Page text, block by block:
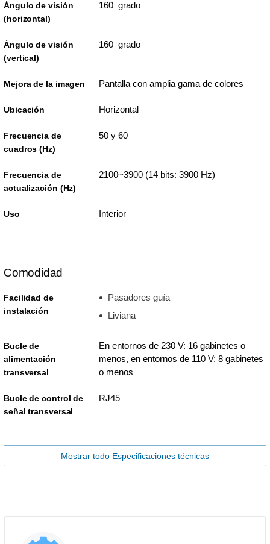
Ángulo de visión
(horizontal)
160 grado
Ángulo de visión
(vertical)
160 grado
Mejora de la imagen Pantalla con amplia gama de colores
Ubicación Horizontal
Frecuencia de
cuadros (Hz)
50 y 60
Frecuencia de
actualización (Hz)
2100~3900 (14 bits: 3900 Hz)
Uso Interior
Comodidad
Facilidad de
instalación
Pasadores guía
Liviana
Bucle de
alimentación
transversal
En entornos de 230 V: 16 gabinetes o
menos, en entornos de 110 V: 8 gabinetes
o menos
Bucle de control de
señal transversal
RJ45
Mostrar todo Especificaciones técnicas